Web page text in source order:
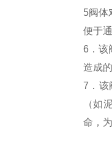
5阀体
便于
6．该
造成
7．该
（如
命，